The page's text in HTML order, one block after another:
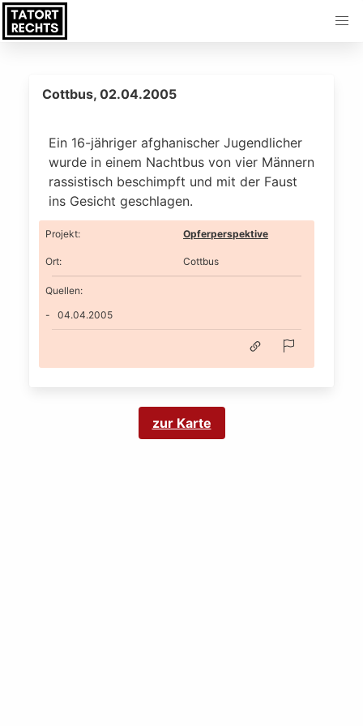
Cottbus, 02.04.2005
Ein 16-jähriger afghanischer Jugendlicher
wurde in einem Nachtbus von vier Männern
rassistisch beschimpft und mit der Faust
ins Gesicht geschlagen.
Projekt: Opferperspektive
Ort: Cottbus
Quellen:
04.04.2005
zur Karte